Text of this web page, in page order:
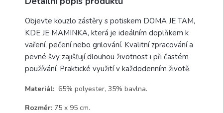
Objevte kouzlo zástěry s potiskem DOMA JE TAM,
KDE JE MAMINKA, která je ideálním doplňkem k
vaření, pečení nebo grilování. Kvalitní zpracování a
pevné švy zajišťují dlouhou životnost i při častém
používání. Praktické využití v každodenním životě.
Materiál: 65% polyester, 35% bavlna.
Rozměr: 75 x 95 cm.